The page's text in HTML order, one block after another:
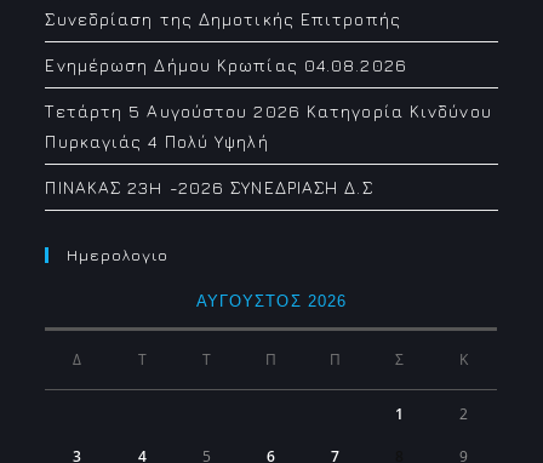
Συνεδρίαση της Δημοτικής Επιτροπής
Ενημέρωση Δήμου Κρωπίας 04.08.2026
Τετάρτη 5 Αυγούστου 2026 Κατηγορία Κινδύνου
Πυρκαγιάς 4 Πολύ Υψηλή
ΠΙΝΑΚΑΣ 23H -2026 ΣΥΝΕΔΡΙΑΣΗ Δ.Σ
Ημερολογιο
ΑΎΓΟΥΣΤΟΣ 2026
Δ Τ Τ Π Π Σ Κ
1 2
3 4 5 6 7 9